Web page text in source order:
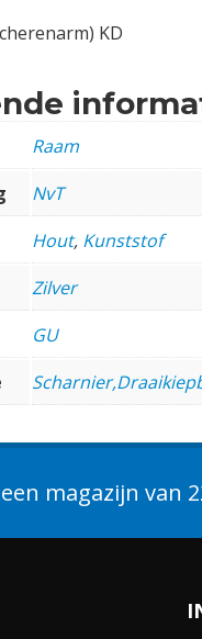
KD
Raam
NvT
Hout, Kunststof
Zilver
GU
magazijn van